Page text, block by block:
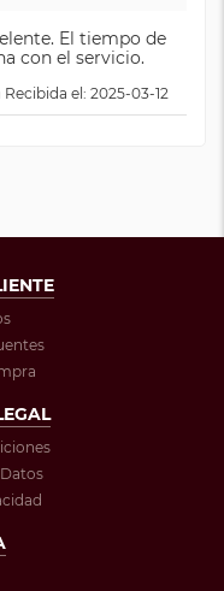
El tiempo de
con el servicio.
el: 2025-03-12